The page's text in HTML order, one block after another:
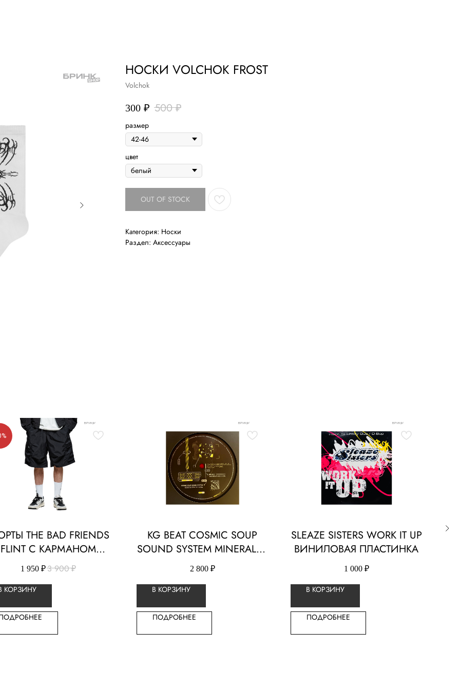
НОСКИ VOLCHOK FROST
Volchok
300 ₽ 500 ₽
размер
цвет
OUT OF STOCK
Категория: Носки
Раздел: Аксессуары
THE BAD FRIENDS
FLINT С КАРМАНОМ
НЕЙЛОН
1 950 ₽3 900₽
КОРЗИНУ
KG BEAT COSMIC SOUP
SOUND SYSTEM MINERAL07
ВИНИЛОВАЯ ПЛАСТИНКА
2 800 ₽
В КОРЗИНУ
ПОДРОБНЕЕ
SLEAZE SISTERS WORK IT UP
ВИНИЛОВАЯ ПЛАСТИНКА
1 000 ₽
В КОРЗИНУ
ПОДРОБНЕЕ